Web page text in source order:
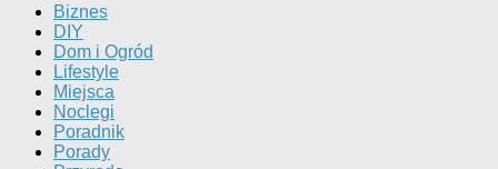
Biznes
DIY
Dom i Ogród
Lifestyle
Miejsca
Noclegi
Poradnik
Porady